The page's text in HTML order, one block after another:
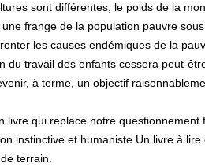
sont différentes, le poids de la
frange de la population pauvre sous
les causes endémiques de la
du travail des enfants cessera peut-
à terme, un objectif
livre qui replace notre
instinctive et humaniste.Un livre à
terrain.